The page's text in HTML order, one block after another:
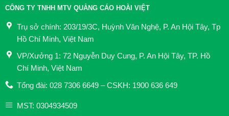
CÔNG TY TNHH MTV QUẢNG CÁO HOÀI VIỆT
Trụ sở chính: 203/19/3C, Huỳnh Văn Nghệ, P. An Hội Tây, Tp
Hồ Chí Minh, Việt Nam
VP/Xưởng 1: 72 Nguyễn Duy Cung, P. An Hội Tây, TP. Hồ
Chí Minh, Việt Nam
Tổng đài: 028 7306 6649 – CSKH: 1900 636 649
MST: 0304934509